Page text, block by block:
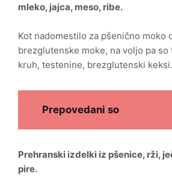
mleko, jajca, meso, ribe.
Kot nadomestilo za pšenično moko
brezglutenske moke, na voljo pa
kruh, testenine, brezglutenski
Prepovedani so
Prehranski izdelki iz pšenice, rži,
pire.